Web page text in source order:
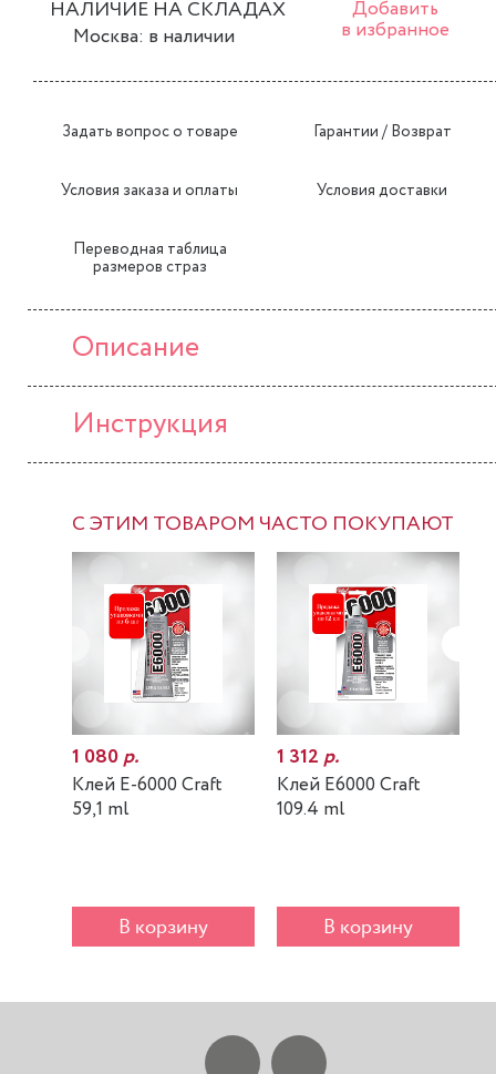
НАЛИЧИЕ НА СКЛАДАХ
Москва: в наличии
Добавить
в избранное
Задать вопрос о товаре Гарантии / Возврат
Условия заказа и оплаты Условия доставки
Переводная таблица
размеров страз
Описание
Инструкция
С ЭТИМ ТОВАРОМ ЧАСТО ПОКУПАЮТ
1 080р.
Клей E-6000 Craft
59,1 ml
В корзину
1 312р.
Клей E6000 Craft
109.4 ml
В корзину